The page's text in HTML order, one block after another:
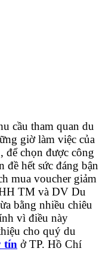
cầu tham quan du
giờ làm việc của
để chọn được công
hết sức đáng bận
mua voucher giảm
TM và DV Du
bằng nhiều chiêu
vì điều này
cho quý du
tín ở TP. Hồ Chí